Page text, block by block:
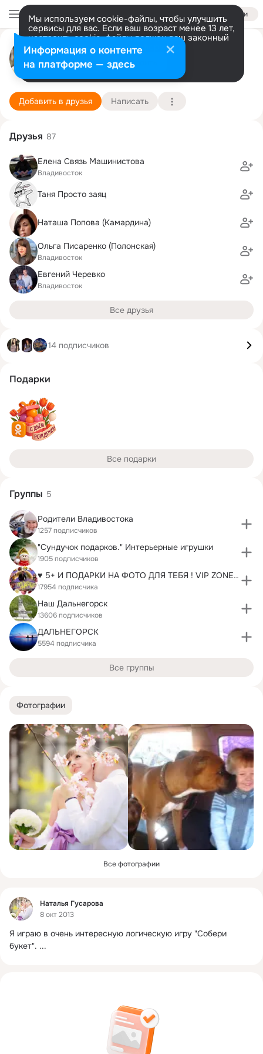
Войти
Мы используем cookie-файлы, чтобы улучшить
сервисы для вас. Если ваш возраст менее 13 лет,
настроить cookie-файлы должен ваш законный
представитель. Больше информации
Разрешить все Настроить
Нaтaлья Гусaрова
Владивосток
25 школа
Подробнее
Добавить в друзья Написать
Фотографии
Все фотографии
Фид
Нaтaлья Гусaрова
8 окт 2013
Я играю в очень интересную логическую игру "Собери
букет". ...
Друзья 87
Елена Связь Машинистова
Владивосток
Таня Просто заяц
Наташа Попова (Камардина)
Ольга Писаренко (Полонская)
Владивосток
Евгений Черевко
Владивосток
Все друзья
14 подписчиков
Подарки
Все подарки
Группы 5
Родители Владивостока
1257 подписчиков
"Сундучок подарков." Интерьерные игрушки
1905 подписчиков
♥ 5+ И ПОДАРКИ НА ФОТО ДЛЯ ТЕБЯ ! VIP ZONE ! ♥
17954 подписчика
Наш Дальнегорск
13606 подписчиков
ДАЛЬНЕГОРСК
5594 подписчика
Все группы
Информация о контенте
на платформе — здесь